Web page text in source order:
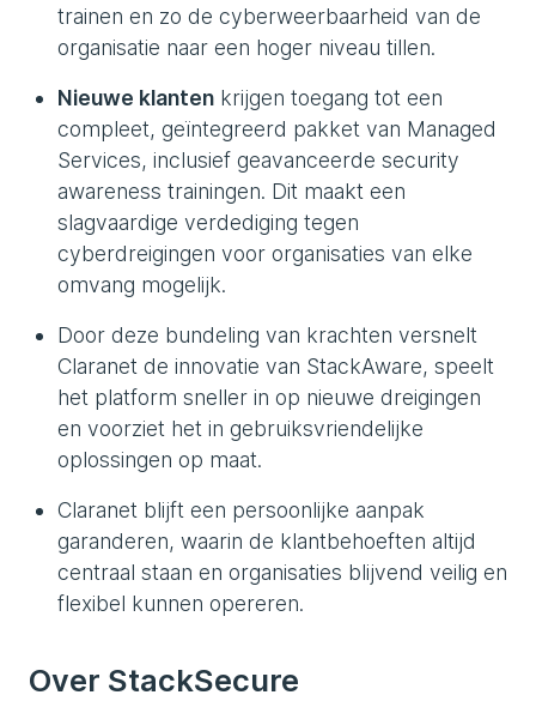
trainen en zo de cyberweerbaarheid van de
organisatie naar een hoger niveau tillen.
Nieuwe klanten krijgen toegang tot een
compleet, geïntegreerd pakket van Managed
Services, inclusief geavanceerde security
awareness trainingen. Dit maakt een
slagvaardige verdediging tegen
cyberdreigingen voor organisaties van elke
omvang mogelijk.
Door deze bundeling van krachten versnelt
Claranet de innovatie van StackAware, speelt
het platform sneller in op nieuwe dreigingen
en voorziet het in gebruiksvriendelijke
oplossingen op maat.
Claranet blijft een persoonlijke aanpak
garanderen, waarin de klantbehoeften altijd
centraal staan en organisaties blijvend veilig en
flexibel kunnen opereren.
Over StackSecure